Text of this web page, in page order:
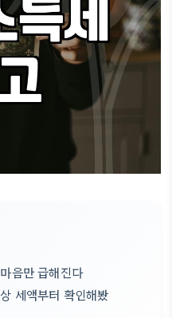
음만 급해진다
세액부터 확인해봤